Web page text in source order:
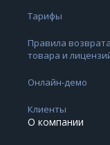
Тарифы
Правила возврата
товара и
Онлайн-демо
Клиенты
О компании